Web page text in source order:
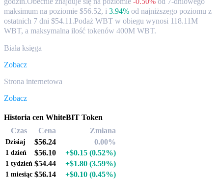
maksimum na poziomie $56.52, i 3.94% od najniższego poziomu z
ostatnich 7 dni $54.11.Podaż WBT w obiegu wynosi 118.11M
WBT, a maksymalna ilość tokenów 400M WBT.
Biała księga
Zobacz
Strona internetowa
Zobacz
Historia cen WhiteBIT Token
Czas
Cena Zmiana
Dzisiaj $56.24 0.00%
1 dzień $56.10 +$0.15 (0.52%)
1 tydzień $54.44 +$1.80 (3.59%)
1 miesiąc $56.14 +$0.10 (0.45%)